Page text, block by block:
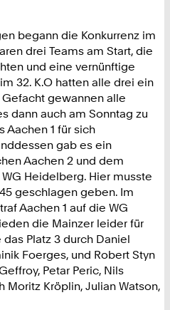
begann die Konkurrenz im
drei Teams am Start, die
und eine vernünftige
32. K.O hatten alle drei ein
gewannen alle
dann auch am Sonntag zu
Aachen 1 für sich
gab es ein
Aachen 2 und dem
Heidelberg. Hier musste
geschlagen geben. Im
Aachen 1 auf die WG
die Mainzer leider für
Platz 3 durch Daniel
Foerges, und Robert Styn
Petar Peric, Nils
Moritz Kröplin, Julian Watson,